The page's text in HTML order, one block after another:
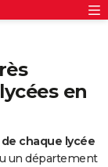
en
de chaque lycée
un département